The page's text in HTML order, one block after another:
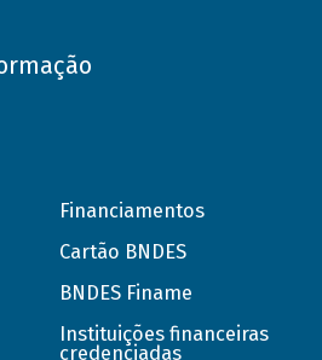
Financiamentos
Cartão BNDES
BNDES Finame
Instituições financeiras
credenciadas